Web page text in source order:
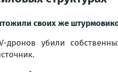
своих же
дронов убили